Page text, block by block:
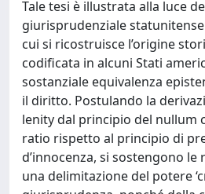
Tale tesi è illustrata alla luce
giurisprudenziale
cui si ricostruisce l’origine
codificata in alcuni Stati
sostanziale equivalenza
il diritto. Postulando la
lenity dal principio del nullum
ratio rispetto al principio di
d’innocenza, si sostengono
una delimitazione del potere